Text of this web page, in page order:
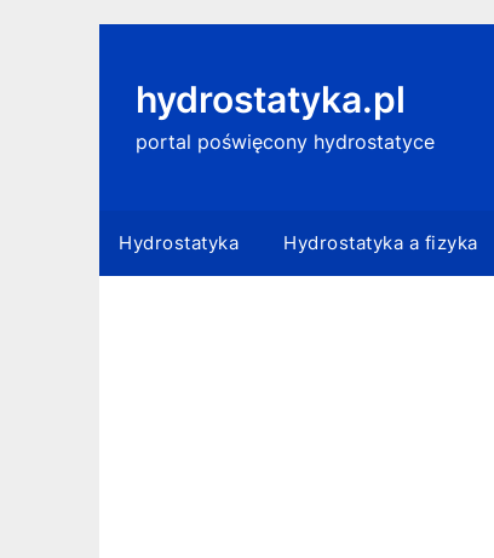
hydrostatyka.pl
portal poświęcony hydrostatyce
Hydrostatyka Hydrostatyka a fizyka